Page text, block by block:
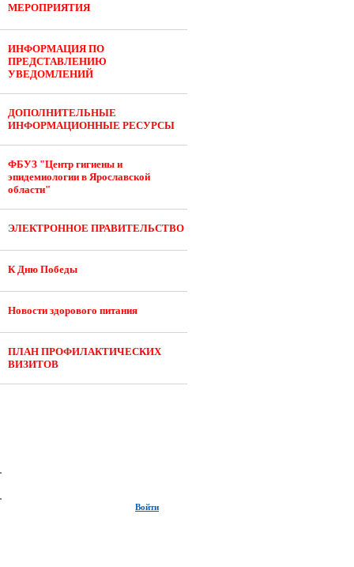
МЕРОПРИЯТИЯ
ИНФОРМАЦИЯ ПО
ПРЕДСТАВЛЕНИЮ
УВЕДОМЛЕНИЙ
ДОПОЛНИТЕЛЬНЫЕ
ИНФОРМАЦИОННЫЕ РЕСУРСЫ
ФБУЗ "Центр гигиены и
эпидемиологии в Ярославской
области"
ЭЛЕКТРОННОЕ ПРАВИТЕЛЬСТВО
К Дню Победы
Новости здорового питания
ПЛАН ПРОФИЛАКТИЧЕСКИХ
ВИЗИТОВ
Войти